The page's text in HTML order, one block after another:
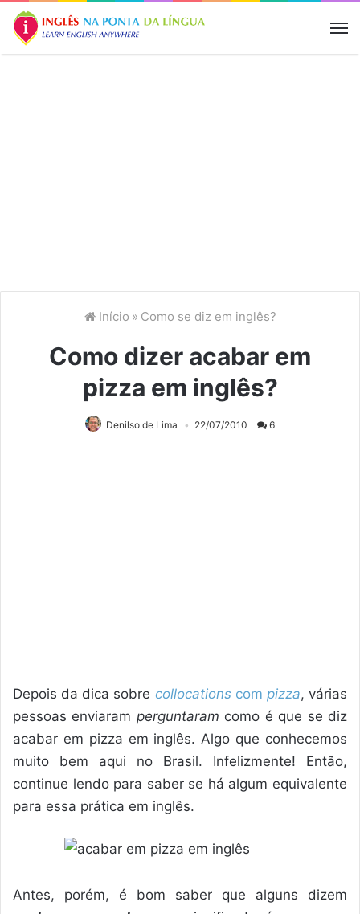
Início » Como se diz em inglês?
Como dizer acabar em
pizza em inglês?
Denilso de Lima 22/07/2010 6
Depois da dica sobre collocationscom pizza, várias
pessoas enviaram perguntaram como é que se diz
acabar em pizza em inglês. Algo que conhecemos
muito bem aqui no Brasil. Infelizmente! Então,
continue lendo para saber se há algum equivalente
para essa prática em inglês.
Antes, porém, é bom saber que alguns dizem